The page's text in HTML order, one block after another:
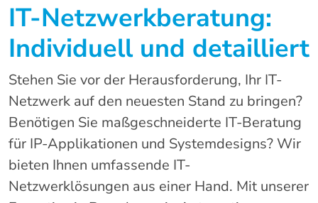
IT-Netzwerkberatung:
Individuell und detailliert
Stehen Sie vor der Herausforderung, Ihr IT-
Netzwerk auf den neuesten Stand zu bringen?
Benötigen Sie maßgeschneiderte IT-Beratung
für IP-Applikationen und Systemdesigns? Wir
bieten Ihnen umfassende IT-
Netzwerklösungen aus einer Hand. Mit unserer